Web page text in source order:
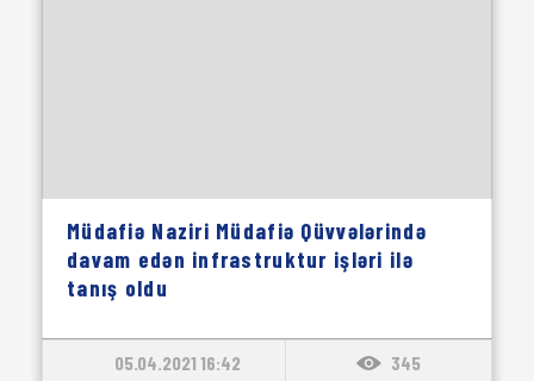
Müdafiə Naziri Müdafiə Qüvvələrində
davam edən infrastruktur işləri ilə
tanış oldu
05.04.2021 16:42 345